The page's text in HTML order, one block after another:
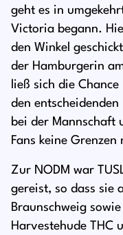
geht es in
Victoria begann.
den Winkel
der Hamburgerin
ließ sich die
den entscheidenden
bei der Mannschaft
Fans keine Grenzen
Zur NODM war
gereist, so dass sie
Braunschweig
Harvestehude THC